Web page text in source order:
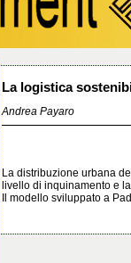
La logistica
Andrea Payaro
La distribuzione urbana
livello di inquinamento e
Il modello sviluppato a